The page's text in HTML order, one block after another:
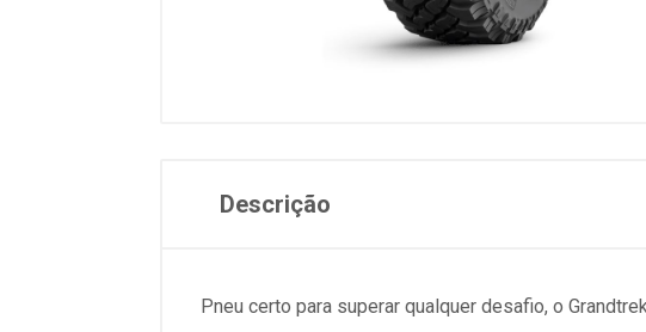
Descrição
Pneu certo para superar qualquer desafio, o